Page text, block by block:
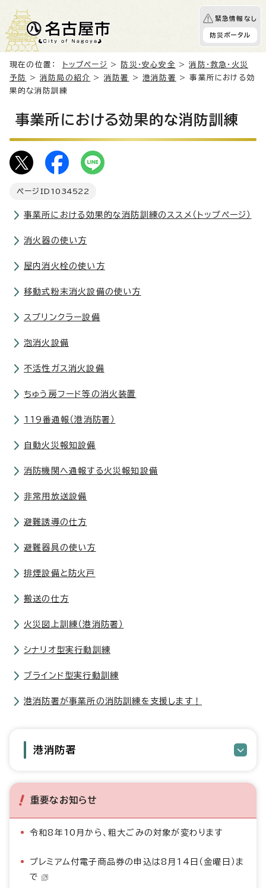
緊急情報なし
防災ポータル
現在の位置： トップページ > 防災・安心安全 >消防・救急・火災
予防
>消防局の紹介 > 消防署 >港消防署
> 事業所における効
果的な消防訓練
事業所における効果的な消防訓練
ページID 1034522
事業所における効果的な消防訓練のススメ（トップページ）
消火器の使い方
屋内消火栓の使い方
移動式粉末消火設備の使い方
スプリンクラー設備
泡消火設備
不活性ガス消火設備
ちゅう房フード等の消火装置
119番通報（港消防署）
自動火災報知設備
消防機関へ通報する火災報知設備
非常用放送設備
避難誘導の仕方
避難器具の使い方
排煙設備と防火戸
搬送の仕方
火災図上訓練（港消防署）
シナリオ型実行動訓練
ブラインド型実行動訓練
港消防署が事業所の消防訓練を支援します！
港消防署
重要なお知らせ
令和8年10月から、粗大ごみの対象が変わります
プレミアム付電子商品券の申込は8月14日（金曜日）ま
で